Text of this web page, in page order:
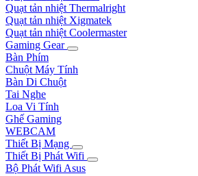
Quạt tản nhiệt Thermalright
Quạt tản nhiệt Xigmatek
Quạt tản nhiệt Coolermaster
Gaming Gear
Bàn Phím
Chuột Máy Tính
Bàn Di Chuột
Tai Nghe
Loa Vi Tính
Ghế Gaming
WEBCAM
Thiết Bị Mạng
Thiết Bị Phát Wifi
Bộ Phát Wifi Asus